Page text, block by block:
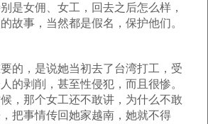
是女佣、女工，回去之后怎么样，
故事，当然都是假名，保护他们。
的，是说她当初去了台湾打工，受
的剥削，甚至性侵犯，而且很惨。
，那个女工还不敢讲，为什么不敢
把事情传回她家越南，她就不得